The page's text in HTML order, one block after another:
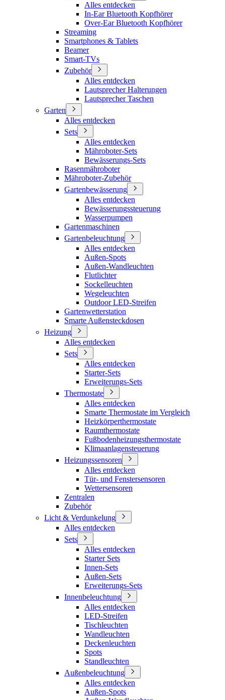
Alles entdecken
In-Ear Bluetooth Kopfhörer
Over-Ear Bluetooth Kopfhörer
Streaming
Smartphones & Tablets
Beamer
Smart-TVs
Zubehör
Alles entdecken
Lautsprecher Halterungen
Lautsprecher Taschen
Garten
Alles entdecken
Sets
Alles entdecken
Mähroboter-Sets
Bewässerungs-Sets
Rasenmähroboter
Mähroboter-Zubehör
Gartenbewässerung
Alles entdecken
Bewässerungssteuerung
Wasserpumpen
Gartenmaschinen
Gartenbeleuchtung
Alles entdecken
Außen-Spots
Außen-Wandleuchten
Flutlichter
Sockelleuchten
Wegeleuchten
Outdoor LED-Streifen
Gartenwetterstation
Smarte Außensteckdosen
Heizung
Alles entdecken
Sets
Alles entdecken
Starter-Sets
Erweiterungs-Sets
Thermostate
Alles entdecken
Smarte Thermostate im Vergleich
Heizkörperthermostate
Raumthermostate
Fußbodenheizungsthermostate
Klimaanlagensteuerung
Heizungssensoren
Alles entdecken
Tür- und Fenstersensoren
Wettersensoren
Zentralen
Zubehör
Licht & Verdunkelung
Alles entdecken
Sets
Alles entdecken
Starter Sets
Innen-Sets
Außen-Sets
Erweiterungs-Sets
Innenbeleuchtung
Alles entdecken
LED-Streifen
Tischleuchten
Wandleuchten
Deckenleuchten
Spots
Standleuchten
Außenbeleuchtung
Alles entdecken
Außen-Spots